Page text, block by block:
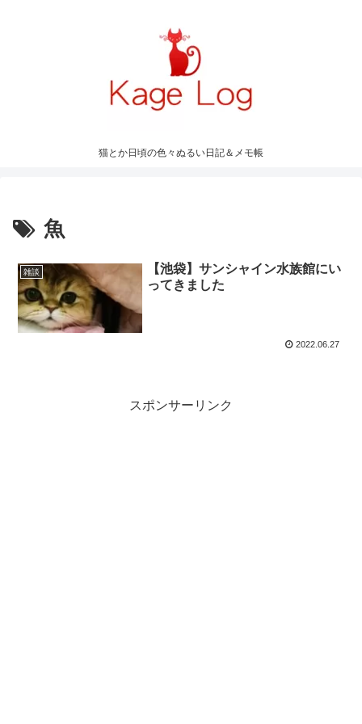
猫とか日頃の色々ぬるい日記＆メモ帳
魚
雑談
【池袋】サンシャイン水族館にい
ってきました
2022.06.27
スポンサーリンク